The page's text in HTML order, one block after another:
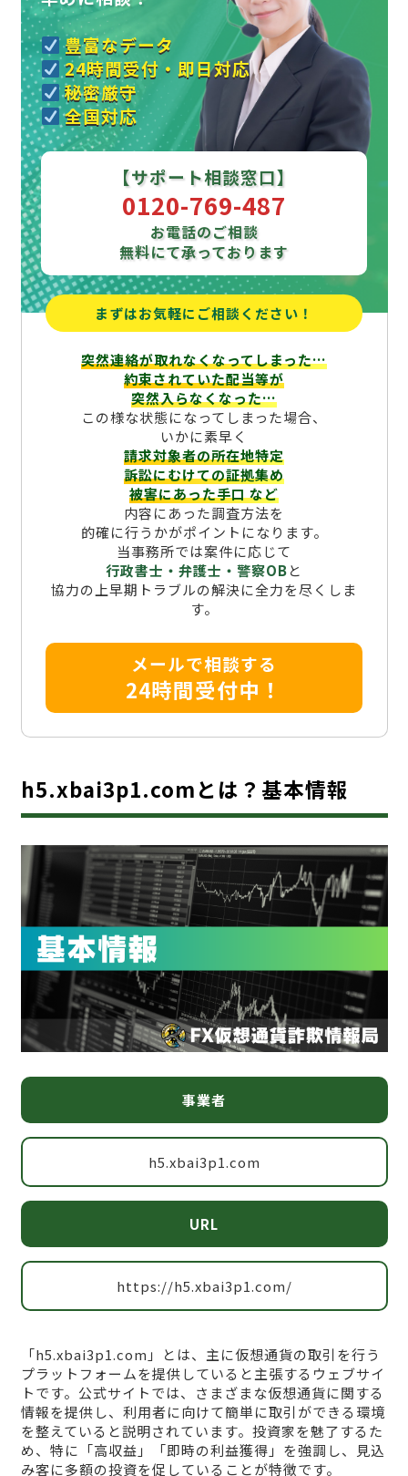
豊富なデータ
24時間受付・即日対応
秘密厳守
全国対応
【サポート相談窓口】
0120-769-487
お電話のご相談
無料にて承っております
まずはお気軽にご相談ください！
突然連絡が取れなくなってしまった…
約束されていた配当等が
突然入らなくなった…
この様な状態になってしまった場合、
いかに素早く
請求対象者の所在地特定
訴訟にむけての証拠集め
被害にあった手口など
内容にあった調査方法を
的確に行うかがポイントになります。
当事務所では案件に応じて
行政書士・弁護士・警察OBと
協力の上早期トラブルの解決に全力を尽くしま
す。
メールで相談する
24時間受付中！
h5.xbai3p1.comとは？基本情報
事業者
h5.xbai3p1.com
URL
https://h5.xbai3p1.com/
「h5.xbai3p1.com」とは、主に仮想通貨の取引を行う
プラットフォームを提供していると主張するウェブサイ
トです。公式サイトでは、さまざまな仮想通貨に関する
情報を提供し、利用者に向けて簡単に取引ができる環境
を整えていると説明されています。投資家を魅了するた
め、特に「高収益」「即時の利益獲得」を強調し、見込
み客に多額の投資を促していることが特徴です。